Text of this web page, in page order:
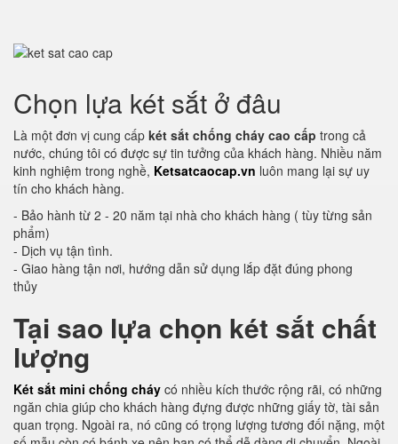
Chọn lựa két sắt ở đâu
Là một đơn vị cung cấp két sắt chống cháy cao cấp trong cả
nước, chúng tôi có được sự tin tưởng của khách hàng. Nhiều năm
kinh nghiệm trong nghề, Ketsatcaocap.vn luôn mang lại sự uy
tín cho khách hàng.
- Bảo hành từ 2 - 20 năm tại nhà cho khách hàng ( tùy từng sản
phẩm)
- Dịch vụ tận tình.
- Giao hàng tận nơi, hướng dẫn sử dụng lắp đặt đúng phong
thủy
Tại sao lựa chọn két sắt chất
lượng
Két sắt mini chống cháy có nhiều kích thước rộng rãi, có những
ngăn chia giúp cho khách hàng đựng được những giấy tờ, tài sản
quan trọng. Ngoài ra, nó cũng có trọng lượng tương đối nặng, một